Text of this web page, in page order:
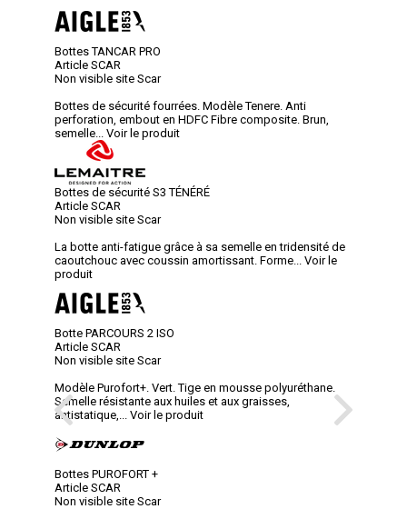
Bottes TANCAR PRO
Article SCAR
Non visible site Scar
Bottes de sécurité fourrées. Modèle Tenere. Anti
perforation, embout en HDFC Fibre composite. Brun,
semelle...
Voir le produit
Bottes de sécurité S3 TÉNÉRÉ
Article SCAR
Non visible site Scar
La botte anti-fatigue grâce à sa semelle en tridensité de
caoutchouc avec coussin amortissant. Forme...
Voir le
produit
Botte PARCOURS 2 ISO
Article SCAR
Non visible site Scar
Modèle Purofort+. Vert. Tige en mousse polyuréthane.
Semelle résistante aux huiles et aux graisses,
antistatique,...
Voir le produit
Bottes PUROFORT +
Article SCAR
Non visible site Scar